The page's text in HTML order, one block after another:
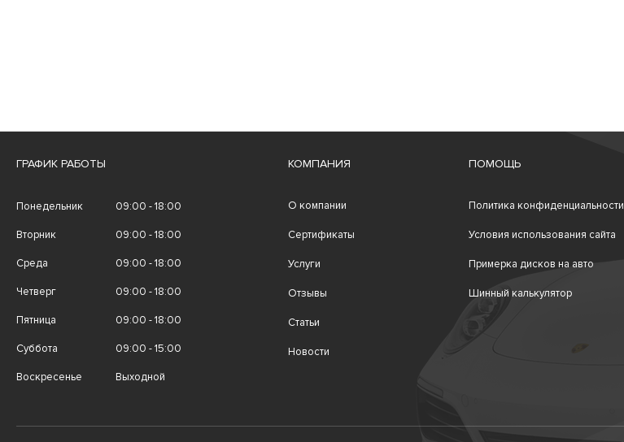
ГРАФИК РАБОТЫ
Понедельник 09:00 - 18:00
Вторник 09:00 - 18:00
Среда 09:00 - 18:00
Четверг 09:00 - 18:00
Пятница 09:00 - 18:00
Суббота 09:00 - 15:00
Воскресенье Выходной
КОМПАНИЯ
О компании
Сертификаты
Услуги
Отзывы
Статьи
Новости
ПОМОЩЬ
Политика конфиденциальности
Условия использования сайта
Примерка дисков на авто
Шинный калькулятор